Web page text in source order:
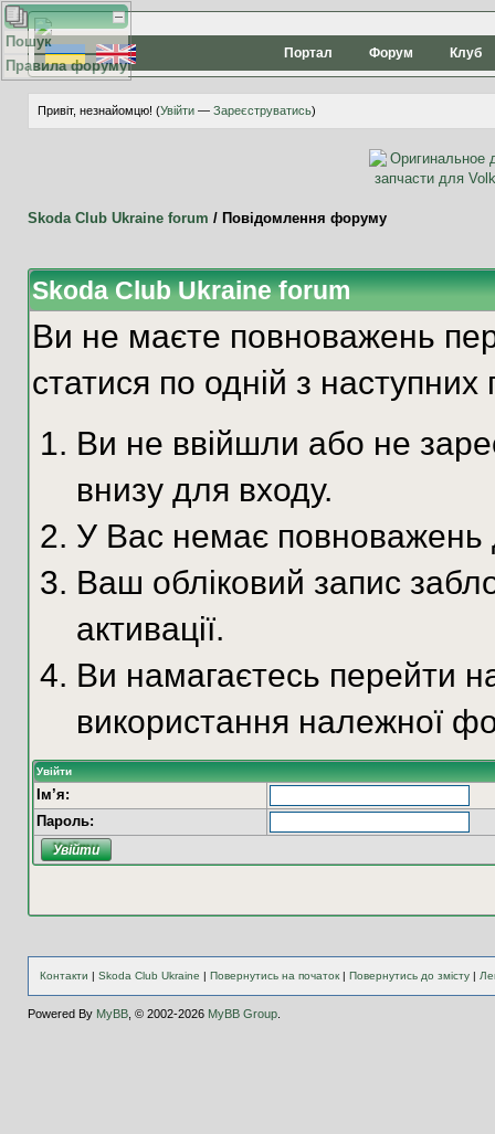
Портал Форум Клуб
Привіт, незнайомцю! (Увійти— Зареєструватись)
Skoda Club Ukraine forum / Повідомлення форуму
Пошук
Правила форуму
Skoda Club Ukraine forum
Ви не маєте повноважень
статися по одній з наступних
Ви не ввійшли або не
внизу для входу.
У Вас немає повноважень
Ваш обліковий запис
активації.
Ви намагаєтесь перейти
використання належної
Увійти
Ім’я:
Пароль:
Контакти | Skoda Club Ukraine | Повернутись на початок| Повернутись до змісту|
Powered By MyBB, © 2002-2026 MyBB Group.